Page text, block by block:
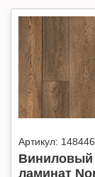
Артикул:
Виниловый
ламинат